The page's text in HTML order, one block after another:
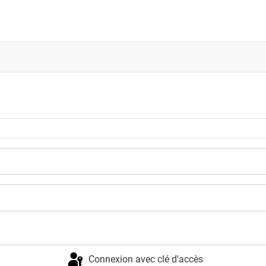
Connexion avec clé d'accès